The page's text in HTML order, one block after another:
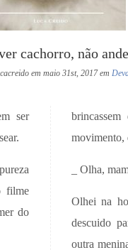
cachorro, não ande
em maio 31st, 2017 em
ser
filme
do
movimento,
_ Olha,
Olhei na
descuido
outra